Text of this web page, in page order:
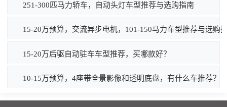
251-300匹马力轿车，自动头灯车型推荐与选购指南
15-20万预算，交流异步电机，101-150马力车型推荐与选购
15-20万后驱自动驻车车型推荐，买哪款好？
10-15万预算，4座带全景影像和透明底盘，有什么车推荐？